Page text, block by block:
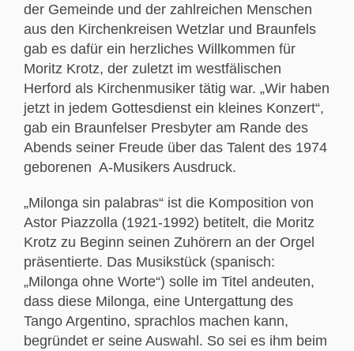
der Gemeinde und der zahlreichen Menschen
aus den Kirchenkreisen Wetzlar und Braunfels
gab es dafür ein herzliches Willkommen für
Moritz Krotz, der zuletzt im westfälischen
Herford als Kirchenmusiker tätig war. „Wir haben
jetzt in jedem Gottesdienst ein kleines Konzert“,
gab ein Braunfelser Presbyter am Rande des
Abends seiner Freude über das Talent des 1974
geborenen A-Musikers Ausdruck.
„Milonga sin palabras“ ist die Komposition von
Astor Piazzolla (1921-1992) betitelt, die Moritz
Krotz zu Beginn seinen Zuhörern an der Orgel
präsentierte. Das Musikstück (spanisch:
„Milonga ohne Worte“) solle im Titel andeuten,
dass diese Milonga, eine Untergattung des
Tango Argentino, sprachlos machen kann,
begründet er seine Auswahl. So sei es ihm beim